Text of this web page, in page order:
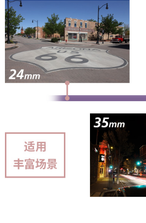
面，远摄区域即可拍摄人物面部特写，
合恒定F2.8大光圈带来的大幅美丽虚化
仅如此，为了呈现出更加美丽的虚化，
域虚化色彩的色晕。此外，在黄昏或室
动，以低感光度拍出更高画质的照片
从广角24
在F2.8L变焦镜头
不同的焦距可分别用于风